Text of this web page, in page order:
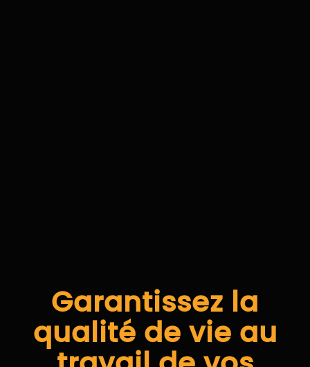
Garantissez la
qualité de vie au